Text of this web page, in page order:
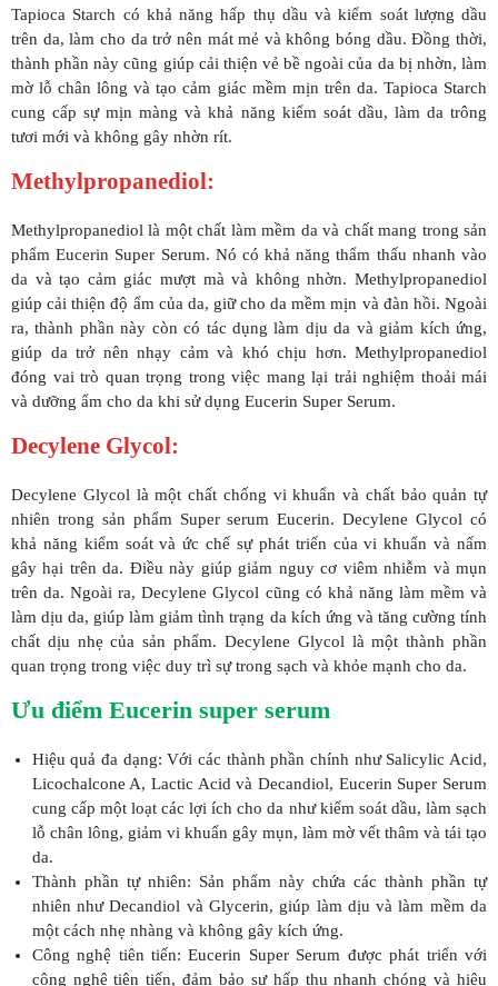
Tapioca Starch có khả năng hấp thụ dầu và kiểm soát lượng dầu
trên da, làm cho da trở nên mát mẻ và không bóng dầu. Đồng thời,
thành phần này cũng giúp cải thiện vẻ bề ngoài của da bị nhờn, làm
mờ lỗ chân lông và tạo cảm giác mềm mịn trên da. Tapioca Starch
cung cấp sự mịn màng và khả năng kiểm soát dầu, làm da trông
tươi mới và không gây nhờn rít.
Methylpropanediol:
Methylpropanediol là một chất làm mềm da và chất mang trong sản
phẩm Eucerin Super Serum. Nó có khả năng thẩm thấu nhanh vào
da và tạo cảm giác mượt mà và không nhờn. Methylpropanediol
giúp cải thiện độ ẩm của da, giữ cho da mềm mịn và đàn hồi. Ngoài
ra, thành phần này còn có tác dụng làm dịu da và giảm kích ứng,
giúp da trở nên nhạy cảm và khó chịu hơn. Methylpropanediol
đóng vai trò quan trọng trong việc mang lại trải nghiệm thoải mái
và dưỡng ẩm cho da khi sử dụng Eucerin Super Serum.
Decylene Glycol:
Decylene Glycol là một chất chống vi khuẩn và chất bảo quản tự
nhiên trong sản phẩm Super serum Eucerin. Decylene Glycol có
khả năng kiểm soát và ức chế sự phát triển của vi khuẩn và nấm
gây hại trên da. Điều này giúp giảm nguy cơ viêm nhiễm và mụn
trên da. Ngoài ra, Decylene Glycol cũng có khả năng làm mềm và
làm dịu da, giúp làm giảm tình trạng da kích ứng và tăng cường tính
chất dịu nhẹ của sản phẩm. Decylene Glycol là một thành phần
quan trọng trong việc duy trì sự trong sạch và khỏe mạnh cho da.
Ưu điểm Eucerin super serum
Hiệu quả đa dạng: Với các thành phần chính như Salicylic Acid,
Licochalcone A, Lactic Acid và Decandiol, Eucerin Super Serum
cung cấp một loạt các lợi ích cho da như kiểm soát dầu, làm sạch
lỗ chân lông, giảm vi khuẩn gây mụn, làm mờ vết thâm và tái tạo
da.
Thành phần tự nhiên: Sản phẩm này chứa các thành phần tự
nhiên như Decandiol và Glycerin, giúp làm dịu và làm mềm da
một cách nhẹ nhàng và không gây kích ứng.
Công nghệ tiên tiến: Eucerin Super Serum được phát triển với
công nghệ tiên tiến, đảm bảo sự hấp thụ nhanh chóng và hiệu